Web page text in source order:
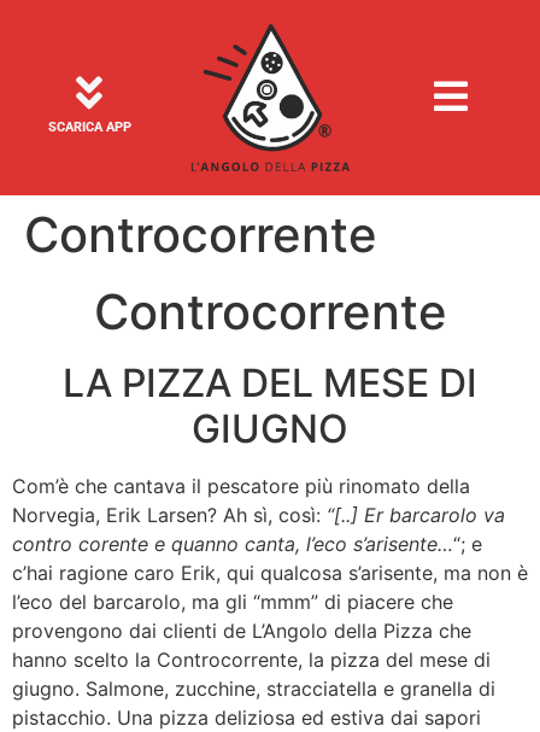
SCARICA APP
Controcorrente
Controcorrente
LA PIZZA DEL MESE DI
GIUGNO
Com’è che cantava il pescatore più rinomato della
Norvegia, Erik Larsen? Ah sì, così: “[..] Er barcarolo va
contro corente e quanno canta, l’eco s’arisente…“; e
c’hai ragione caro Erik, qui qualcosa s’arisente, ma non è
l’eco del barcarolo, ma gli “mmm” di piacere che
provengono dai clienti de L’Angolo della Pizza che
hanno scelto la Controcorrente, la pizza del mese di
giugno. Salmone, zucchine, stracciatella e granella di
pistacchio. Una pizza deliziosa ed estiva dai sapori